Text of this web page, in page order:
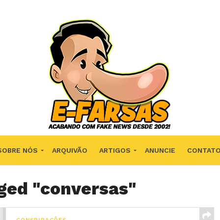
NÓS ARQUIVÃO ARTIGOS ANUNCIE CONTATO
"conversas"